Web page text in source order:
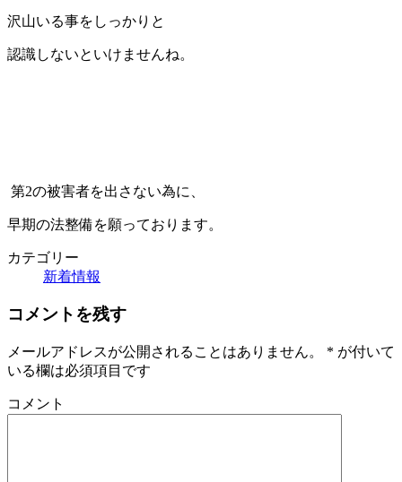
沢山いる事をしっかりと
認識しないといけませんね。
第2の被害者を出さない為に、
早期の法整備を願っております。
カテゴリー
新着情報
コメントを残す
メールアドレスが公開されることはありません。 * が付いて
いる欄は必須項目です
コメント